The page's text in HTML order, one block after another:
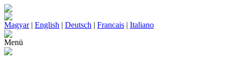
Magyar| English | Deutsch | Francais | Italiano
Menü